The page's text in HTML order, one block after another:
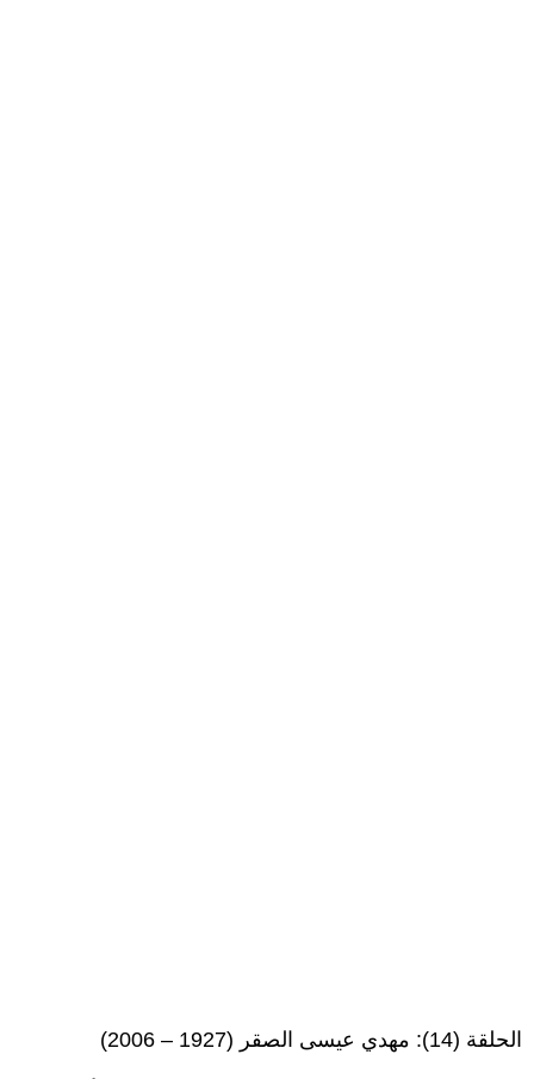
الحلقة (14): مهدي عيسى الصقر (1927 – 2006)